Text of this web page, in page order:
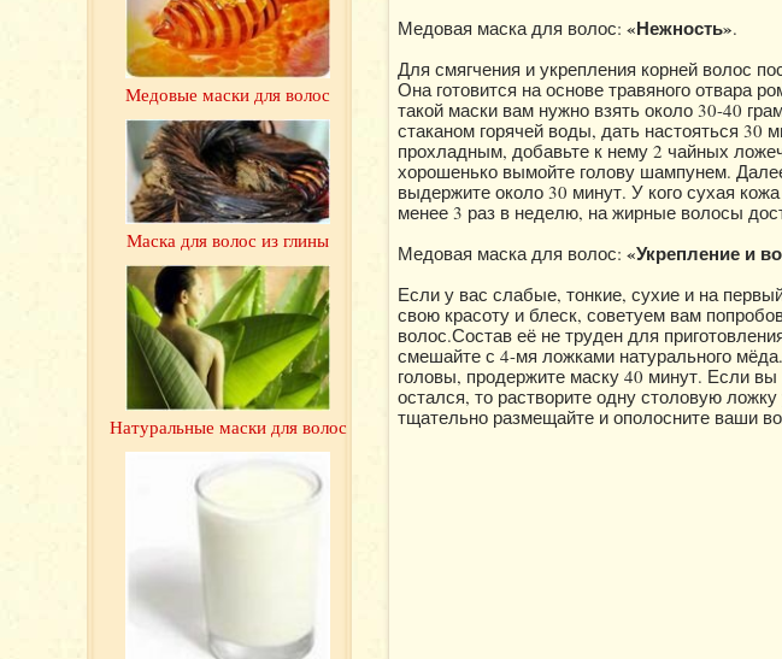
Медовая маска для волос: «Нежность».
Для смягчения и укрепления корней волос
Она готовится на основе травяного отвара
такой маски вам нужно взять около 30-40
стаканом горячей воды, дать настояться 30
прохладным, добавьте к нему 2 чайных
хорошенько вымойте голову шампунем.
выдержите около 30 минут. У кого сухая
менее 3 раз в неделю, на жирные волосы
Медовая маска для волос: «Укрепление и
Если у вас слабые, тонкие, сухие и на
свою красоту и блеск, советуем вам
волос.Состав её не труден для
смешайте с 4-мя ложками натурального
головы, продержите маску 40 минут. Если
остался, то растворите одну столовую
тщательно размещайте и ополосните ваши
Медовые маски для волос
Маска для волос из глины
Натуральные маски для волос